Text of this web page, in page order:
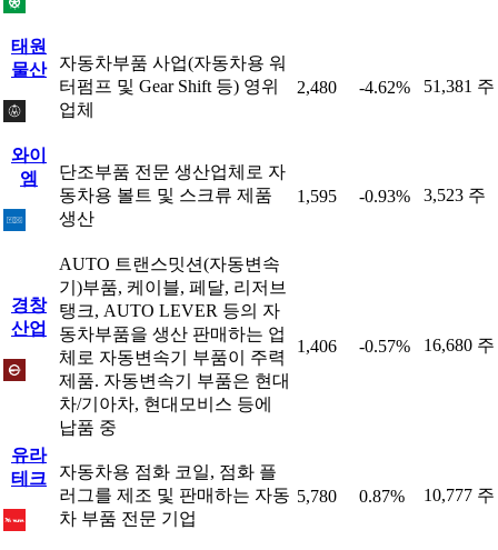
태원
물산
자동차부품 사업(자동차용 워
터펌프 및 Gear Shift 등) 영위
업체
2,480 -4.62% 51,381 주
와이
엠
단조부품 전문 생산업체로 자
동차용 볼트 및 스크류 제품
생산
1,595 -0.93% 3,523 주
경창
산업
AUTO 트랜스밋션(자동변속
기)부품, 케이블, 페달, 리저브
탱크, AUTO LEVER 등의 자
동차부품을 생산 판매하는 업
체로 자동변속기 부품이 주력
제품. 자동변속기 부품은 현대
차/기아차, 현대모비스 등에
납품 중
1,406 -0.57% 16,680 주
유라
테크
자동차용 점화 코일, 점화 플
러그를 제조 및 판매하는 자동
차 부품 전문 기업
5,780 0.87% 10,777 주